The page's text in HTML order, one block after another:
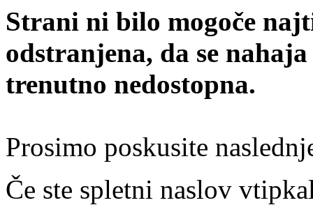
Strani ni bilo mogoče
odstranjena, da se
trenutno nedostopna.
Prosimo poskusite
Če ste spletni naslov